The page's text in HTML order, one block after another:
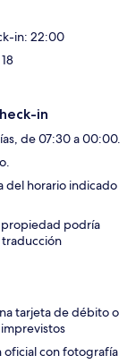
in: 22:00
in
de 07:30 a 00:00.
del horario indicado
propiedad podría
tarjeta de débito o
con fotografía